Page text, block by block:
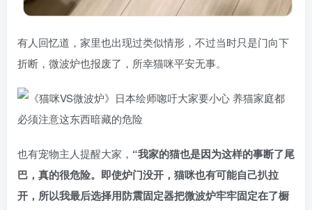
有人回忆道，家里也出现过类似情形，不过当时只是门向下
折断，微波炉也报废了，所幸猫咪平安无事。
也有宠物主人提醒大家， “我家的猫也是因为这样的事断了尾
巴，真的很危险。即使炉门没开，猫咪也有可能自己扒拉
开，所以我最后选择用防震固定器把微波炉牢牢固定在了橱